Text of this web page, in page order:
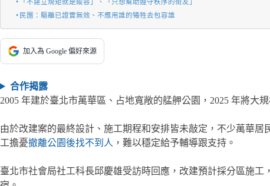
「不建立規矩就是縱容」、「只想幫助遵守秩序的街友」
民團：驅離已證實無效、不應用誰的犧牲去包容誰
加入為 Google 偏好來源
合作揭露
2005 年建於臺北市萬華區、占地寬敞的艋舺公園，2025 年將大
由於改建案的最終設計、施工期程和安排皆未敲定，不少萬華
工擔憂撤離公園後找不到人 ，難以穩定給予輔導跟支持。
臺北市社會局社工科長邱慶雄受訪時回應，改建預計採分區施